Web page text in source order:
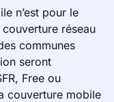
n’est pour le
réseau
communes
seront
Free ou
couverture mobile